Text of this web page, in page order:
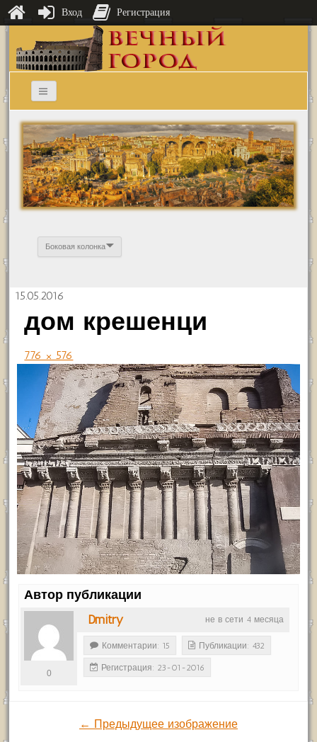
Боковая колонка
15.05.2016
дом крешенци
776 × 576
Автор публикации
не в сети 4 месяца
Dmitry
0
Комментарии: 15 Публикации: 432
Регистрация: 23-01-2016
← Предыдущее изображение
Вход Регистрация